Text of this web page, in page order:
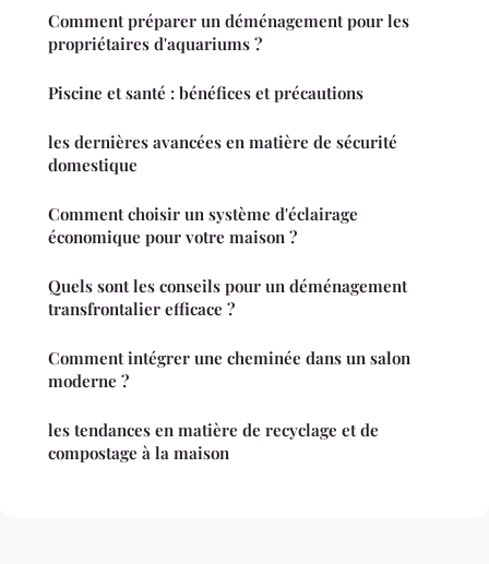
Comment préparer un déménagement pour les
propriétaires d'aquariums ?
Piscine et santé : bénéfices et précautions
les dernières avancées en matière de sécurité
domestique
Comment choisir un système d'éclairage
économique pour votre maison ?
Quels sont les conseils pour un déménagement
transfrontalier efficace ?
Comment intégrer une cheminée dans un salon
moderne ?
les tendances en matière de recyclage et de
compostage à la maison